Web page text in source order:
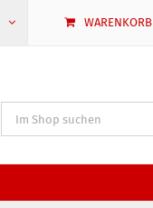
WARENKORB
Suche
nach: